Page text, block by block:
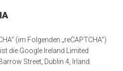
(im Folgenden „reCAPTCHA“)
die Google Ireland Limited
Street, Dublin 4, Irland.